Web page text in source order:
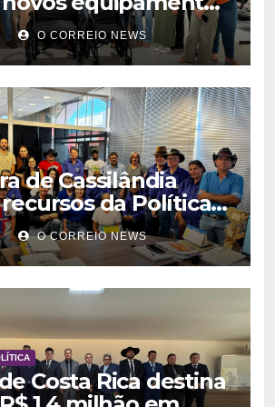
atendimento
de saúde
O CORREIO NEWS
de Cassilândia
da Política
Aldir Blanc a
O CORREIO NEWS
Costa Rica destina